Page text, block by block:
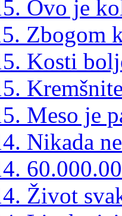
Ovo je
Zbogom
Kosti
Meso je
Nikada
Život